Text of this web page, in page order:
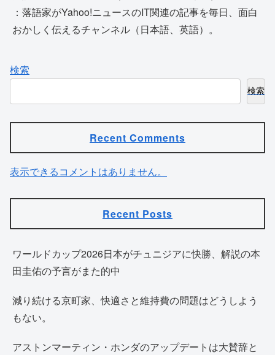
：落語家がYahoo!ニュースのIT関連の記事を毎日、面白
おかしく伝えるチャンネル（日本語、英語）。
検索
検索
Recent Comments
表示できるコメントはありません。
Recent Posts
ワールドカップ2026日本がチュニジアに快勝、解説の本
田圭佑の予言がまた的中
減り続ける京町家、快適さと維持費の問題はどうしよう
もない。
アストンマーティン・ホンダのアップデートは大賛辞と